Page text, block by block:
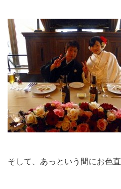
そして、あっという間にお色